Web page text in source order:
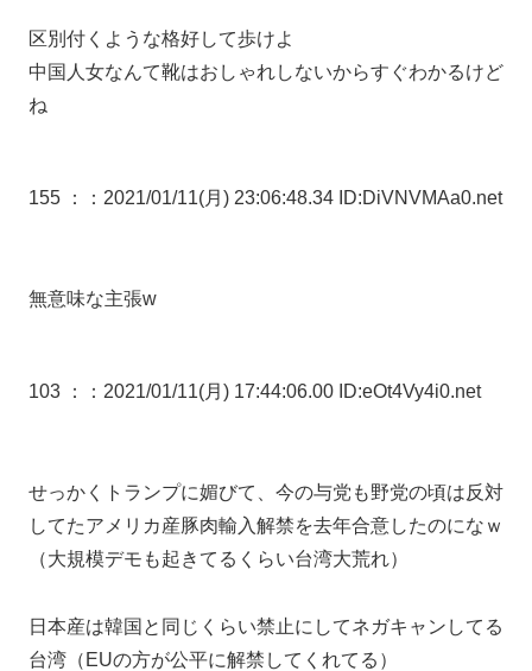
区別付くような格好して歩けよ
中国人女なんて靴はおしゃれしないからすぐわかるけど
ね
155 ： ：2021/01/11(月) 23:06:48.34 ID:DiVNVMAa0.net
無意味な主張w
103 ： ：2021/01/11(月) 17:44:06.00 ID:eOt4Vy4i0.net
せっかくトランプに媚びて、今の与党も野党の頃は反対
してたアメリカ産豚肉輸入解禁を去年合意したのになｗ
（大規模デモも起きてるくらい台湾大荒れ）
日本産は韓国と同じくらい禁止にしてネガキャンしてる
台湾（EUの方が公平に解禁してくれてる）